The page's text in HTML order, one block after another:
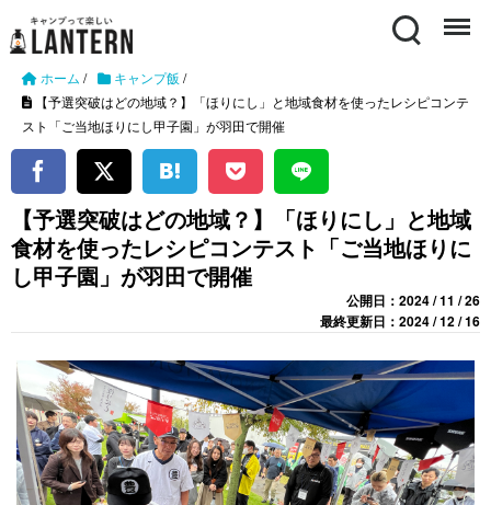
Search Menu
ホーム / キャンプ飯 /
【予選突破はどの地域？】「ほりにし」と地域食材を使ったレシピコンテ
スト「ご当地ほりにし甲子園」が羽田で開催
【予選突破はどの地域？】「ほりにし」と地域
食材を使ったレシピコンテスト「ご当地ほりに
し甲子園」が羽田で開催
公開日：2024 / 11 / 26
最終更新日：2024 / 12 / 16